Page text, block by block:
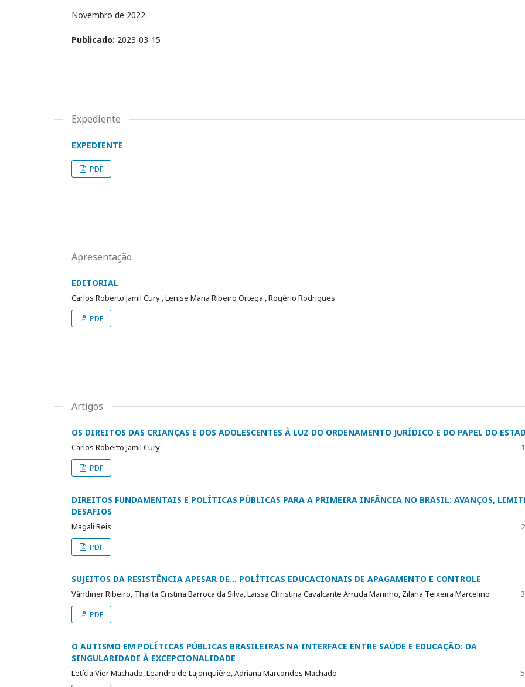
Novembro de 2022.
Publicado: 2023-03-15
Expediente
EXPEDIENTE
PDF
Apresentação
EDITORIAL
Carlos Roberto Jamil Cury , Lenise Maria Ribeiro Ortega , Rogério Rodrigues
PDF
Artigos
OS DIREITOS DAS CRIANÇAS E DOS ADOLESCENTES À LUZ DO ORDENAMENTO JURÍDICO E DO PAPEL DO
Carlos Roberto Jamil Cury
PDF
DIREITOS FUNDAMENTAIS E POLÍTICAS PÚBLICAS PARA A PRIMEIRA INFÂNCIA NO BRASIL: AVANÇOS,
DESAFIOS
Magali Reis
PDF
SUJEITOS DA RESISTÊNCIA APESAR DE... POLÍTICAS EDUCACIONAIS DE APAGAMENTO E CONTROLE
Vândiner Ribeiro, Thalita Cristina Barroca da Silva, Laissa Christina Cavalcante Arruda Marinho, Zilana Teixeira Marcelino
PDF
O AUTISMO EM POLÍTICAS PÚBLICAS BRASILEIRAS NA INTERFACE ENTRE SAÚDE E EDUCAÇÃO: DA
SINGULARIDADE À EXCEPCIONALIDADE
Letícia Vier Machado, Leandro de Lajonquière, Adriana Marcondes Machado